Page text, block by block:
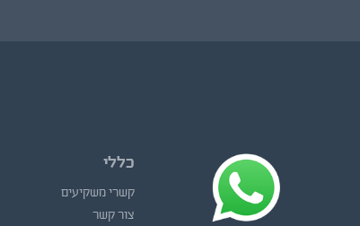
כללי
קשרי משקיעים
צור קשר